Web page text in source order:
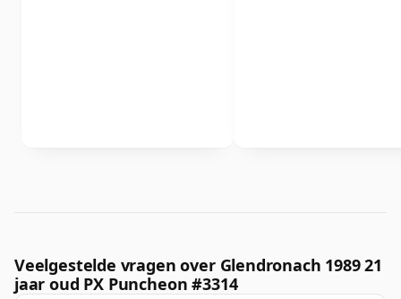
Veelgestelde vragen over Glendronach 1989 21
jaar oud PX Puncheon #3314